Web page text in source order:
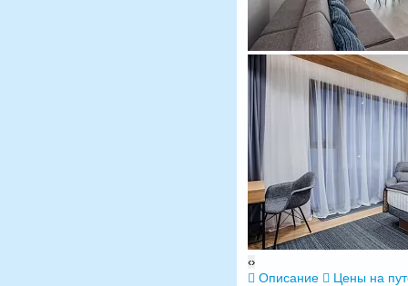
‹›
Описание Цены на